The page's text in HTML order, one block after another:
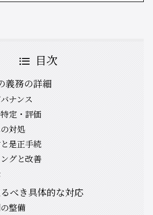
目次
義務の詳細
ナンス
定・評価
対処
是正手続
グと改善
べき具体的な対応
整備